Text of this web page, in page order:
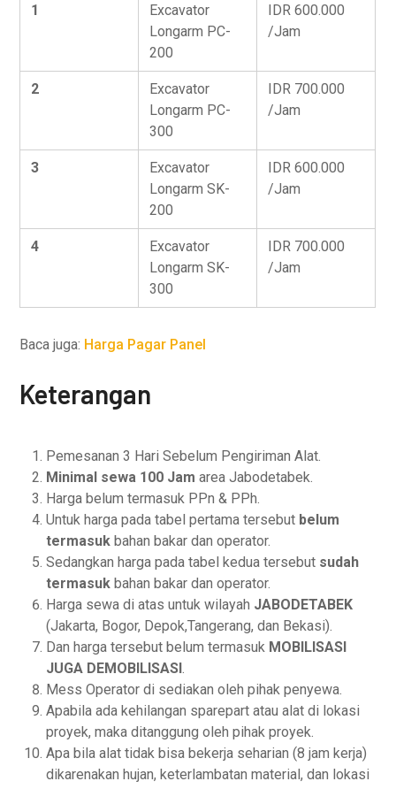
1
Excavator
Longarm PC-
200
IDR 600.000
/Jam
2
Excavator
Longarm PC-
300
IDR 700.000
/Jam
3
Excavator
Longarm SK-
200
IDR 600.000
/Jam
4
Excavator
Longarm SK-
300
IDR 700.000
/Jam
Baca juga: Harga Pagar Panel
Keterangan
Pemesanan 3 Hari Sebelum Pengiriman Alat.
Minimal sewa 100 Jam area Jabodetabek.
Harga belum termasuk PPn & PPh.
Untuk harga pada tabel pertama tersebut belum
termasuk bahan bakar dan operator.
Sedangkan harga pada tabel kedua tersebut sudah
termasuk bahan bakar dan operator.
Harga sewa di atas untuk wilayah JABODETABEK
(Jakarta, Bogor, Depok,Tangerang, dan Bekasi).
Dan harga tersebut belum termasuk MOBILISASI
JUGA DEMOBILISASI.
Mess Operator di sediakan oleh pihak penyewa.
Apabila ada kehilangan sparepart atau alat di lokasi
proyek, maka ditanggung oleh pihak proyek.
Apa bila alat tidak bisa bekerja seharian (8 jam kerja)
dikarenakan hujan, keterlambatan material, dan lokasi